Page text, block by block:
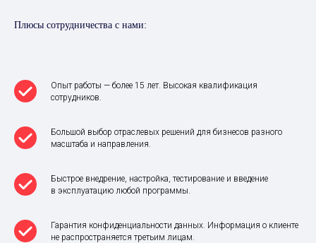
Плюсы сотрудничества с нами:
Опыт работы — более 15 лет. Высокая квалификация
сотрудников.
Большой выбор отраслевых решений для бизнесов разного
масштаба и направления.
Быстрое внедрение, настройка, тестирование и введение
в эксплуатацию любой программы.
Гарантия конфиденциальности данных. Информация о клиенте
не распространяется третьим лицам.